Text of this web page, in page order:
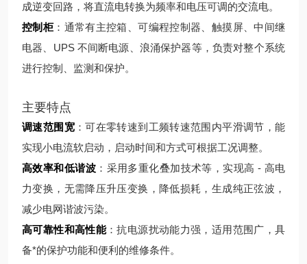
成逆变回路，将直流电转换为频率和电压可调的交流电。
控制柜：通常有主控箱、可编程控制器、触摸屏、中间继
电器、UPS 不间断电源、浪涌保护器等，负责对整个系统
进行控制、监测和保护。
主要特点
调速范围宽：可在零转速到工频转速范围内平滑调节，能
实现小电流软启动，启动时间和方式可根据工况调整。
高效率和低谐波 ：采用多重化叠加技术等，实现高 - 高电
力变换，无需降压升压变换，降低损耗，生成纯正弦波，
减少电网谐波污染。
高可靠性和高性能：抗电源扰动能力强，适用范围广，具
备*的保护功能和便利的维修条件。